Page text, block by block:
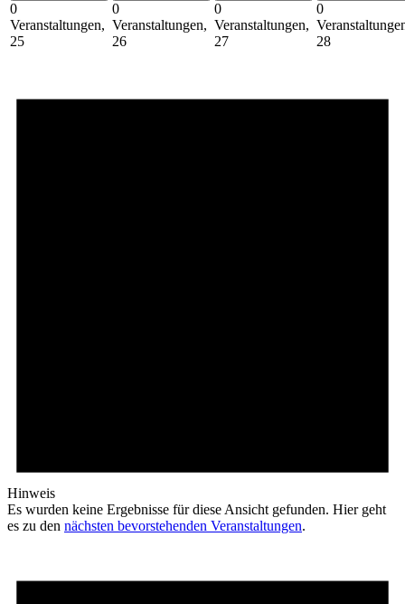
0
Veranstaltungen,
25
0
Veranstaltungen,
26
0
Veranstaltungen,
27
0
28
Hinweis
Es wurden keine Ergebnisse für diese Ansicht gefunden. Hier geht
es zu den nächsten bevorstehenden Veranstaltungen.